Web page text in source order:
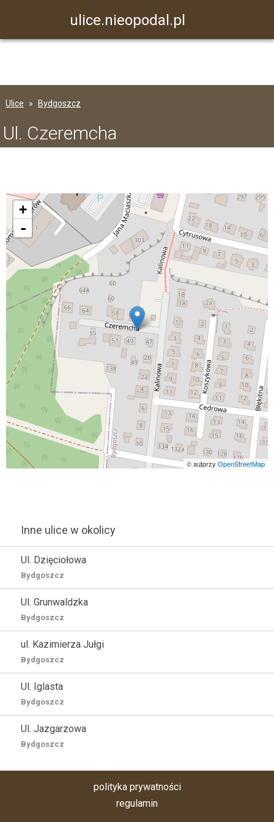
ulice.nieopodal.pl
Ulice Bydgoszcz
Ul. Czeremcha
+
-
© autorzy OpenStreetMap
Inne ulice w okolicy
Ul. Dzięciołowa
Bydgoszcz
Ul. Grunwaldzka
Bydgoszcz
ul. Kazimierza Jułgi
Bydgoszcz
Ul. Iglasta
Bydgoszcz
Ul. Jazgarzowa
Bydgoszcz
polityka prywatności
regulamin